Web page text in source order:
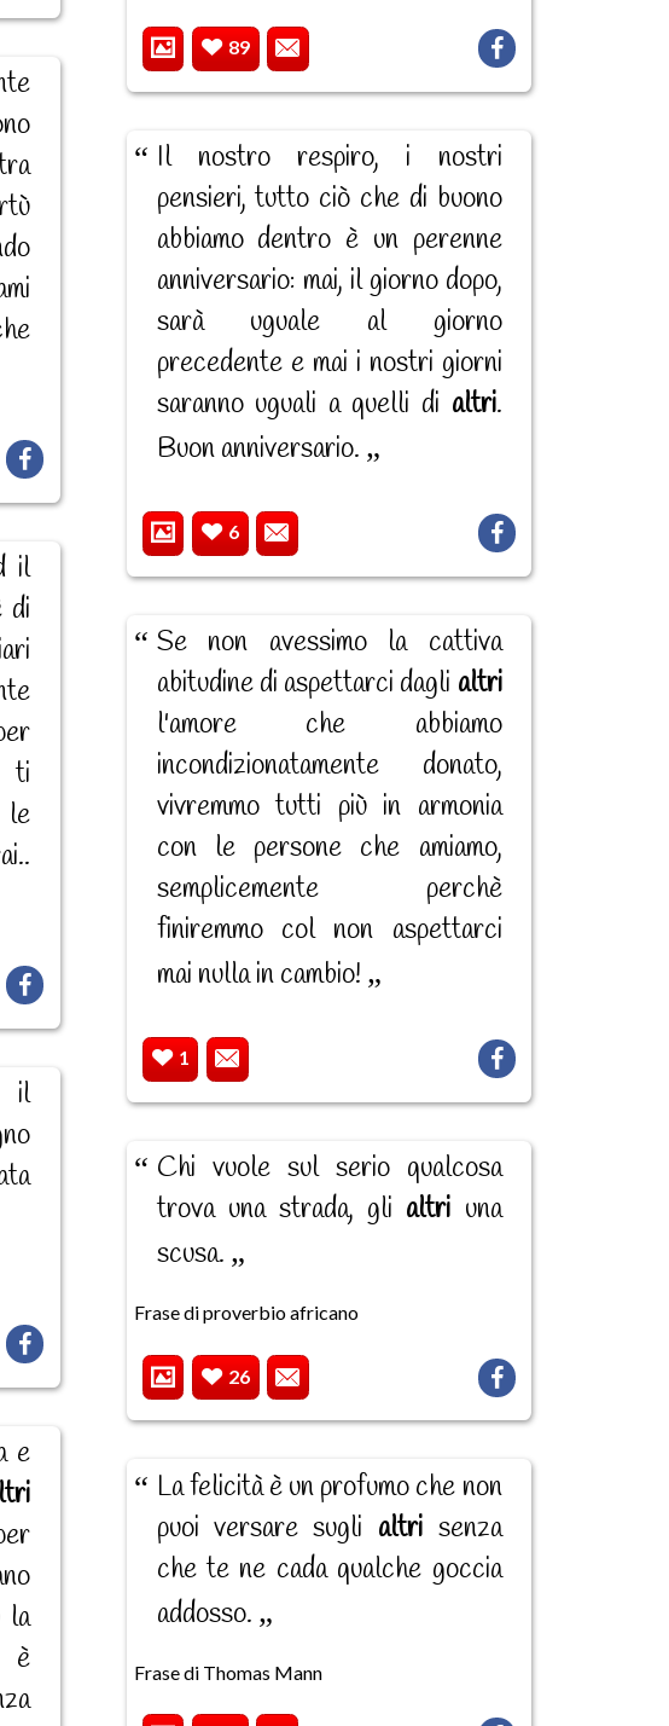
il
di
ti
il
e
la
è
89
Il nostro respiro, i nostri
pensieri, tutto ciò che di buono
abbiamo dentro è un perenne
anniversario: mai, il giorno dopo,
sarà uguale al giorno
precedente e mai i nostri giorni
saranno uguali a quelli di altri.
Buon anniversario.
6
Se non avessimo la cattiva
abitudine di aspettarci dagli altri
l'amore che abbiamo
incondizionatamente donato,
vivremmo tutti più in armonia
con le persone che amiamo,
semplicemente perchè
finiremmo col non aspettarci
mai nulla in cambio!
1
Chi vuole sul serio qualcosa
trova una strada, gli altriuna
scusa.
Frase di proverbio africano
26
La felicità è un profumo che non
puoi versare sugli altrisenza
che te ne cada qualche goccia
addosso.
Frase di Thomas Mann